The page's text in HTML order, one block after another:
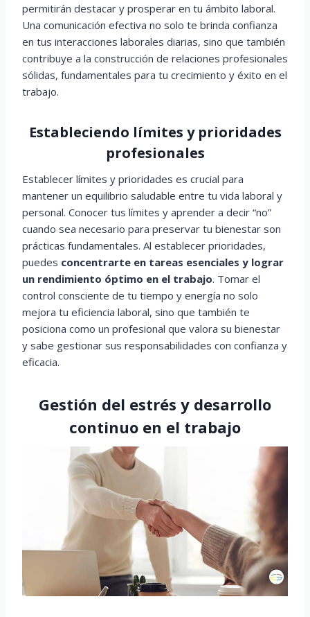
permitirán destacar y prosperar en tu ámbito laboral.
Una comunicación efectiva no solo te brinda confianza
en tus interacciones laborales diarias, sino que también
contribuye a la construcción de relaciones profesionales
sólidas, fundamentales para tu crecimiento y éxito en el
trabajo.
Estableciendo límites y prioridades
profesionales
Establecer límites y prioridades es crucial para
mantener un equilibrio saludable entre tu vida laboral y
personal. Conocer tus límites y aprender a decir “no”
cuando sea necesario para preservar tu bienestar son
prácticas fundamentales. Al establecer prioridades,
puedes concentrarte en tareas esenciales y lograr
un rendimiento óptimo en el trabajo. Tomar el
control consciente de tu tiempo y energía no solo
mejora tu eficiencia laboral, sino que también te
posiciona como un profesional que valora su bienestar
y sabe gestionar sus responsabilidades con confianza y
eficacia.
Gestión del estrés y desarrollo
continuo en el trabajo